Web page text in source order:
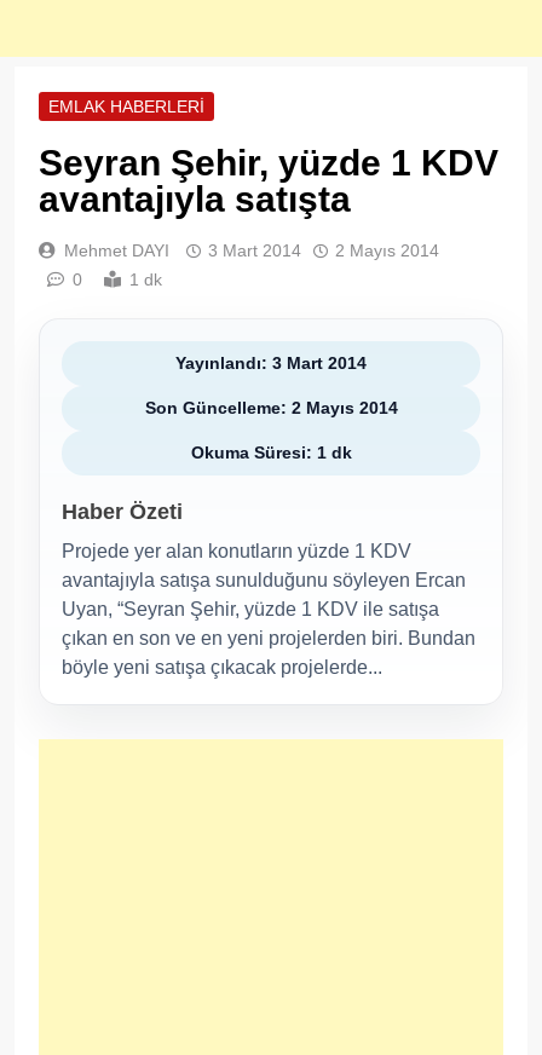
EMLAK HABERLERI
Seyran Şehir, yüzde 1 KDV
avantajıyla satışta
Mehmet DAYI 3 Mart 2014
2 Mayıs 2014
0
1 dk
Yayınlandı: 3 Mart 2014
Son Güncelleme: 2 Mayıs 2014
Okuma Süresi: 1 dk
Haber Özeti
Projede yer alan konutların yüzde 1 KDV
avantajıyla satışa sunulduğunu söyleyen Ercan
Uyan, “Seyran Şehir, yüzde 1 KDV ile satışa
çıkan en son ve en yeni projelerden biri. Bundan
böyle yeni satışa çıkacak projelerde...